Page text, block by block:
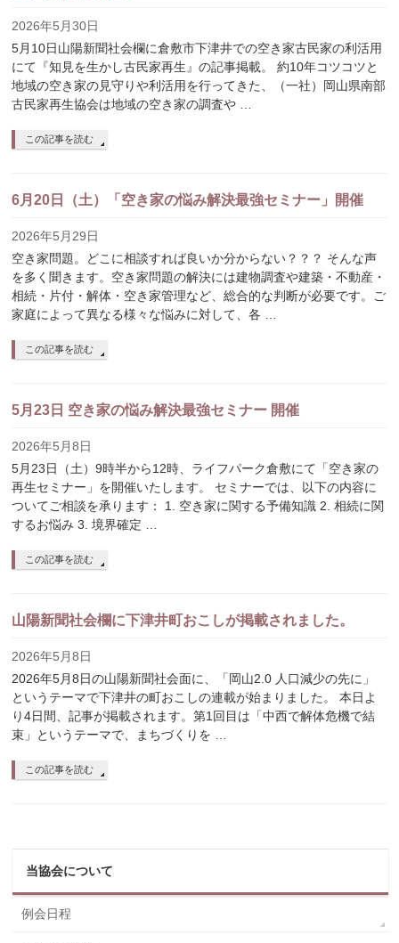
2026年5月30日
5月10日山陽新聞社会欄に倉敷市下津井での空き家古民家の利活用
にて『知見を生かし古民家再生』の記事掲載。 約10年コツコツと
地域の空き家の見守りや利活用を行ってきた、（一社）岡山県南部
古民家再生協会は地域の空き家の調査や …
この記事を読む
6月20日（土）「空き家の悩み解決最強セミナー」開催
2026年5月29日
空き家問題。どこに相談すれば良いか分からない？？？ そんな声
を多く聞きます。空き家問題の解決には建物調査や建築・不動産・
相続・片付・解体・空き家管理など、総合的な判断が必要です。ご
家庭によって異なる様々な悩みに対して、各 …
この記事を読む
5月23日 空き家の悩み解決最強セミナー 開催
2026年5月8日
5月23日（土）9時半から12時、ライフパーク倉敷にて「空き家の
再生セミナー」を開催いたします。 セミナーでは、以下の内容に
ついてご相談を承ります： 1. 空き家に関する予備知識 2. 相続に関
するお悩み 3. 境界確定 …
この記事を読む
山陽新聞社会欄に下津井町おこしが掲載されました。
2026年5月8日
2026年5月8日の山陽新聞社会面に、「岡山2.0 人口減少の先に」
というテーマで下津井の町おこしの連載が始まりました。 本日よ
り4日間、記事が掲載されます。第1回目は「中西で解体危機で結
束」というテーマで、まちづくりを …
この記事を読む
当協会について
例会日程